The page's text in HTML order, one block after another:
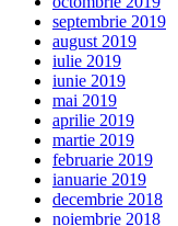
septembrie 2019
august 2019
iulie 2019
iunie 2019
mai 2019
aprilie 2019
martie 2019
februarie 2019
ianuarie 2019
decembrie 2018
noiembrie 2018